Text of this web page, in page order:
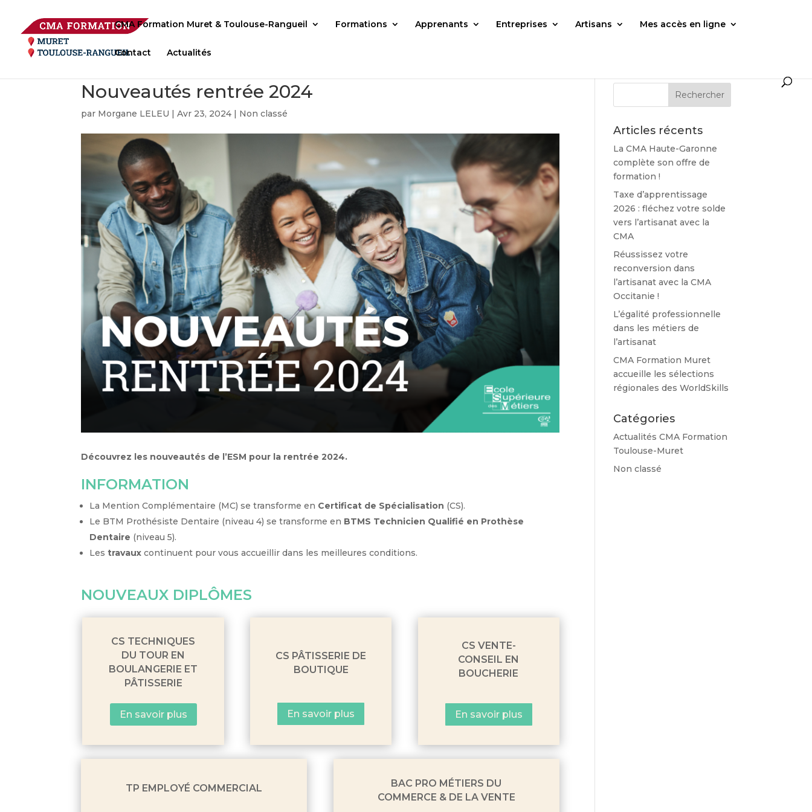
CMA Formation Muret & Toulouse-Rangueil Formations Apprenants Entreprises Artisans Mes accès en ligne
Contact Actualités
Nouveautés rentrée 2024
par Morgane LELEU |Avr 23, 2024 | Non classé
Découvrez les nouveautés de l’ESM pour la rentrée 2024.
INFORMATION
La Mention Complémentaire (MC) se transforme en Certificat de Spécialisation (CS).
Le BTM Prothésiste Dentaire (niveau 4) se transforme en BTMS Technicien Qualifié en Prothèse
Dentaire (niveau 5).
Lestravaux continuent pour vous accueillir dans les meilleures conditions.
NOUVEAUX DIPLÔMES
CS TECHNIQUES
DU TOUR EN
BOULANGERIE ET
PÂTISSERIE
En savoir plus
CS PÂTISSERIE DE
BOUTIQUE
En savoir plus
CS VENTE-
CONSEIL EN
BOUCHERIE
En savoir plus
TP EMPLOYÉ COMMERCIAL
BAC PRO MÉTIERS DU
COMMERCE & DE LA VENTE
Articles récents
La CMA Haute-Garonne
complète son offre de
formation !
Taxe d’apprentissage
2026 : fléchez votre solde
vers l’artisanat avec la
CMA
Réussissez votre
reconversion dans
l’artisanat avec la CMA
Occitanie !
L’égalité professionnelle
dans les métiers de
l’artisanat
CMA Formation Muret
accueille les sélections
régionales des WorldSkills
Catégories
Actualités CMA Formation
Toulouse-Muret
Non classé